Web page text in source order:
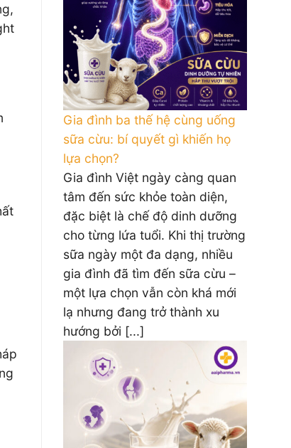
Gia đình ba thế hệ cùng uống
sữa cừu: bí quyết gì khiến họ
lựa chọn?
Gia đình Việt ngày càng quan
tâm đến sức khỏe toàn diện,
đặc biệt là chế độ dinh dưỡng
cho từng lứa tuổi. Khi thị trường
sữa ngày một đa dạng, nhiều
gia đình đã tìm đến sữa cừu –
một lựa chọn vẫn còn khá mới
lạ nhưng đang trở thành xu
hướng bởi [...]